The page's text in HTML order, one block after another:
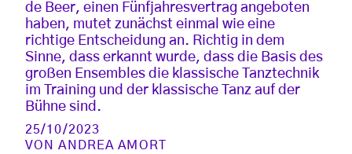
de Beer, einen Fünfjahresvertrag angeboten
haben, mutet zunächst einmal wie eine
richtige Entscheidung an. Richtig in dem
Sinne, dass erkannt wurde, dass die Basis des
großen Ensembles die klassische Tanztechnik
im Training und der klassische Tanz auf der
Bühne sind.
25/10/2023
VONANDREA AMORT